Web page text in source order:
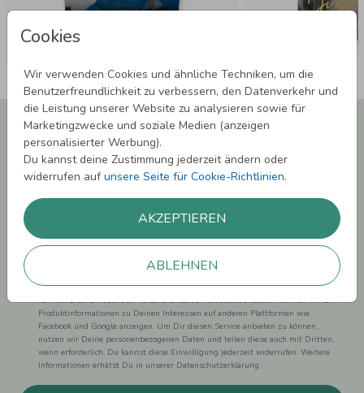
Cookies
Wir verwenden Cookies und ähnliche Techniken, um die
Benutzerfreundlichkeit zu verbessern, den Datenverkehr und
die Leistung unserer Website zu analysieren sowie für
Marketingzwecke und soziale Medien (anzeigen
personalisierter Werbung).
Du kannst deine Zustimmung jederzeit ändern oder
widerrufen aufunsere Seite für Cookie-Richtlinien.
AKZEPTIEREN
ABLEHNEN
Newsletter abonnieren und 5,00 € Rabatt**
sichern!
Melde Dich zu unserem Newsletter an und bleibe auf dem
Laufenden.
dass wir Dich mit neuesten Informationen aus unserem Angebot informieren
können. Dies umfasst den Versand unseres Newsletters. Zudem können wir Dir
Produktinformationen zu Deinen Interessen auf anderen Plattformen wie
Facebook und Google anzeigen. Um Dir diesen Service anbieten zu können,
nutzen wir Deine personenbezogenen Daten und teilen diese auch mit Dritten,
wenn erforderlich. Du kannst diese Einwilligung jederzeit widerrufen. Weitere
Informationen erhätst Du in unserer Datenschutzerklärung.